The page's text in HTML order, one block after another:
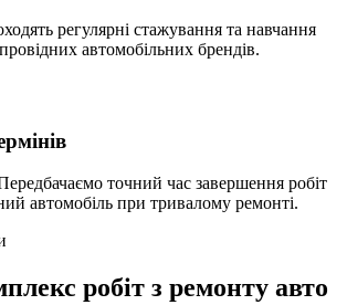
регулярні стажування та навчання
автомобільних брендів.
точний час завершення робіт
автомобіль при тривалому ремонті.
робіт з ремонту авто